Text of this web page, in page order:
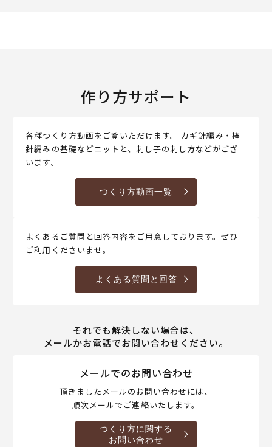
作り方サポート
各種つくり方動画をご覧いただけます。 カギ針編み・棒
針編みの基礎などニットと、刺し子の刺し方などがござ
います。
つくり方動画一覧
よくあるご質問と回答内容をご用意しております。ぜひ
ご利用くださいませ。
よくある質問と回答
それでも解決しない場合は、
メールかお電話でお問い合わせください。
メールでのお問い合わせ
頂きましたメールのお問い合わせには、
順次メールでご連絡いたします。
つくり方に関する
お問い合わせ